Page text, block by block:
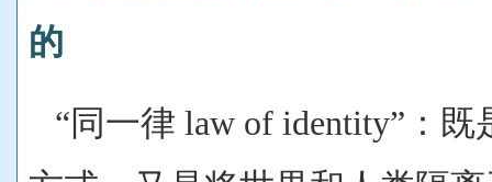
的
“同一律 law of identity”：